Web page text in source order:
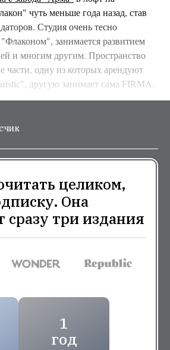
чуть меньше года назад, став
Студия очень тесно
занимается развитием
и многим другим. Пространство
части, одну из которых арендуют
другую занимает сама FIRMA.
целиком,
Она
сразу три издания
1
год